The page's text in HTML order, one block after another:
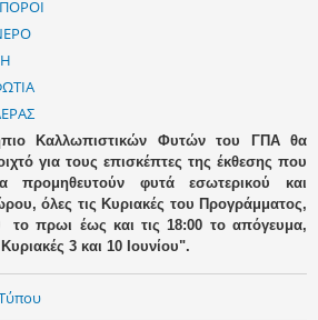
Καλλωπιστικών Φυτών του ΓΠΑ θα
για τους επισκέπτες της έκθεσης που
προμηθευτούν φυτά εσωτερικού και
όλες τις Κυριακές του Προγράμματος,
το πρωι έως και τις 18:00 το απόγευμα,
3 και 10 Ιουνίου".